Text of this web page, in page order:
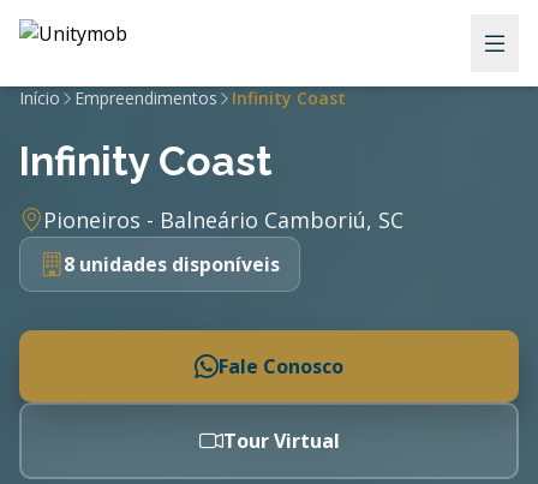
Início Empreendimentos Infinity Coast
Infinity Coast
Pioneiros - Balneário Camboriú, SC
8 unidades disponíveis
Fale Conosco
Tour Virtual